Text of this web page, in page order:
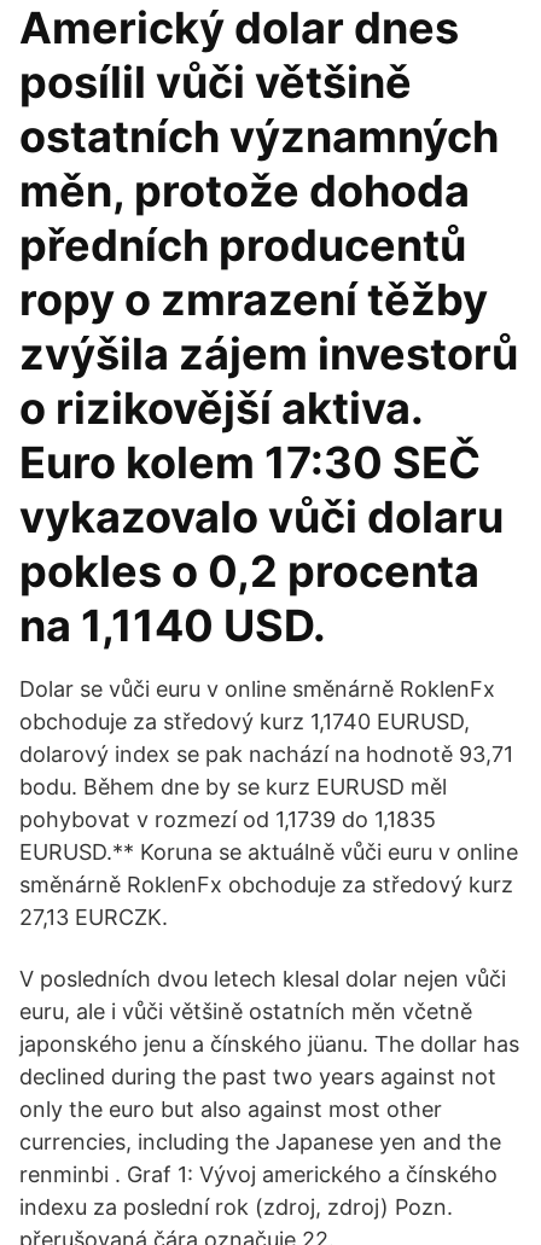
Americký dolar dnes
posílil vůči většině
ostatních významných
měn, protože dohoda
předních producentů
ropy o zmrazení těžby
zvýšila zájem investorů
o rizikovější aktiva.
Euro kolem 17:30 SEČ
vykazovalo vůči dolaru
pokles o 0,2 procenta
na 1,1140 USD.
Dolar se vůči euru v online směnárně RoklenFx
obchoduje za středový kurz 1,1740 EURUSD,
dolarový index se pak nachází na hodnotě 93,71
bodu. Během dne by se kurz EURUSD měl
pohybovat v rozmezí od 1,1739 do 1,1835
EURUSD.** Koruna se aktuálně vůči euru v online
směnárně RoklenFx obchoduje za středový kurz
27,13 EURCZK.
V posledních dvou letech klesal dolar nejen vůči
euru, ale i vůči většině ostatních měn včetně
japonského jenu a čínského jüanu. The dollar has
declined during the past two years against not
only the euro but also against most other
currencies, including the Japanese yen and the
renminbi . Graf 1: Vývoj amerického a čínského
indexu za poslední rok (zdroj, zdroj) Pozn.
přerušovaná čára označuje 22.